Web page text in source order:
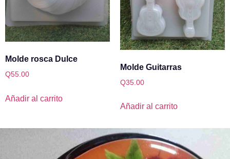
Molde rosca Dulce
Q55.00
Añadir al carrito
Molde Guitarras
Q35.00
Añadir al carrito